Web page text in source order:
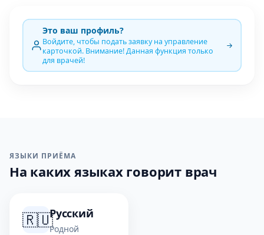
Это ваш профиль?
Войдите, чтобы подать заявку на управление
карточкой. Внимание! Данная функция только
для врачей!
ЯЗЫКИ ПРИЁМА
На каких языках говорит врач
🇷🇺Русский
Родной